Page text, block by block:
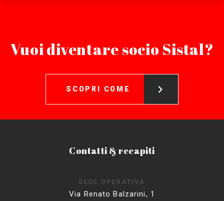
Vuoi diventare socio Sistal?
SCOPRI COME
Contatti & recapiti
SEDE OPERATIVA
Via Renato Balzarini, 1